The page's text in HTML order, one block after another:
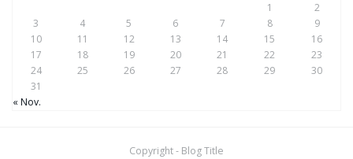
1
2
3
4 5 6 7 8
9
10
11 12 13 14 15
16
17
18 19 20 21 22
23
24
25 26 27 28 29
30
31
« Nov.
Copyright - Blog Title